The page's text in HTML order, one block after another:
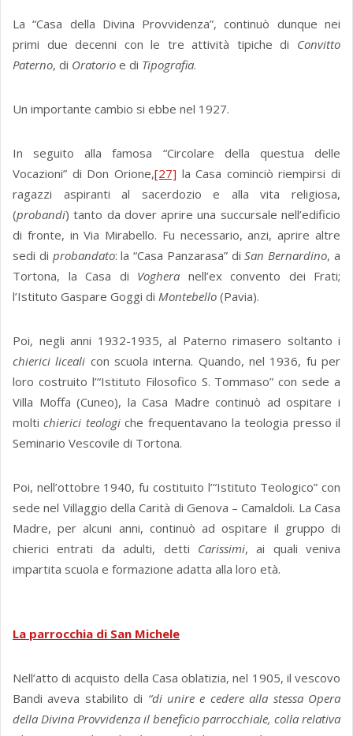
La “Casa della Divina Provvidenza”, continuò dunque nei
primi due decenni con le tre attività tipiche di Convitto
Paterno, di Oratorio e di Tipografia.
Un importante cambio si ebbe nel 1927.
In seguito alla famosa “Circolare della questua delle
Vocazioni” di Don Orione,[27] la Casa cominciò riempirsi di
ragazzi aspiranti al sacerdozio e alla vita religiosa,
(probandi) tanto da dover aprire una succursale nell’edificio
di fronte, in Via Mirabello. Fu necessario, anzi, aprire altre
sedi di probandato: la “Casa Panzarasa” diSan Bernardino, a
Tortona, la Casa di Voghera nell’ex convento dei Frati;
l’Istituto Gaspare Goggi di Montebello (Pavia).
Poi, negli anni 1932-1935, al Paterno rimasero soltanto i
chierici liceali con scuola interna. Quando, nel 1936, fu per
loro costruito l’“Istituto Filosofico S. Tommaso” con sede a
Villa Moffa (Cuneo), la Casa Madre continuò ad ospitare i
moltichierici teologiche frequentavano la teologia presso il
Seminario Vescovile di Tortona.
Poi, nell’ottobre 1940, fu costituito l’“Istituto Teologico” con
sede nel Villaggio della Carità di Genova – Camaldoli. La Casa
Madre, per alcuni anni, continuò ad ospitare il gruppo di
chierici entrati da adulti, detti Carissimi, ai quali veniva
impartita scuola e formazione adatta alla loro età.
La parrocchia di San Michele
Nell’atto di acquisto della Casa oblatizia, nel 1905, il vescovo
Bandi aveva stabilito di “di unire e cedere alla stessa Opera
della Divina Provvidenza il beneficio parrocchiale, colla relativa